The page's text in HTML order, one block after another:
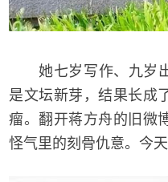
她七岁写作、九岁
是文坛新芽，结果长成
瘤。翻开蒋方舟的旧微
怪气里的刻骨仇意。今